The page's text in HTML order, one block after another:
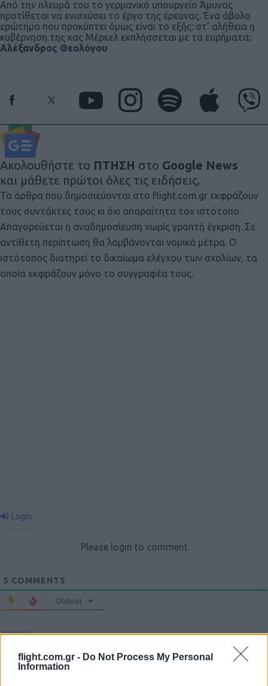
flight.com.gr - Do Not Process My Personal
Information
Από την πλευρά του το γερμανικό υπουργείο Άμυνας
προτίθεται να ενισχύσει το έργο της έρευνας. Ένα άβολο
ερώτημα που προκύπτει όμως είναι το εξής: στ’ αλήθεια η
κυβέρνηση της κας Μέρκελ εκπλήσσεται με τα ευρήματα;
Αλέξανδρος Θεολόγου
Ακολουθήστε το ΠΤΗΣΗ στο Google News
και μάθετε πρώτοι όλες τις ειδήσεις.
Τα άρθρα που δημοσιεύονται στο flight.com.gr εκφράζουν
τους συντάκτες τους κι όχι απαραίτητα τον ιστότοπο.
Απαγορεύεται η αναδημοσίευση χωρίς γραπτή έγκριση. Σε
αντίθετη περίπτωση θα λαμβάνονται νομικά μέτρα. Ο
ιστότοπος διατηρεί το δικαίωμα ελέγχου των σχολίων, τα
οποία εκφράζουν μόνο το συγγραφέα τους.
Login
Please login to comment
5 COMMENTS
Oldest
16 Σεπτεμβρίου 2019 19:43
#111612